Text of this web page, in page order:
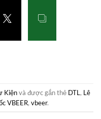
Kiệnvà được gắn thẻ DTL, Lê
VBEER, vbeer.